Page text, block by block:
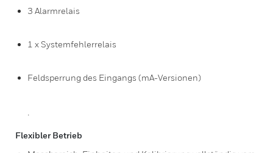
3 Alarmrelais
1 x Systemfehlerrelais
Feldsperrung des Eingangs (mA-Versionen)
.
Flexibler Betrieb